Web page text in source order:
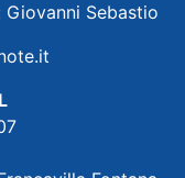
Sebastio